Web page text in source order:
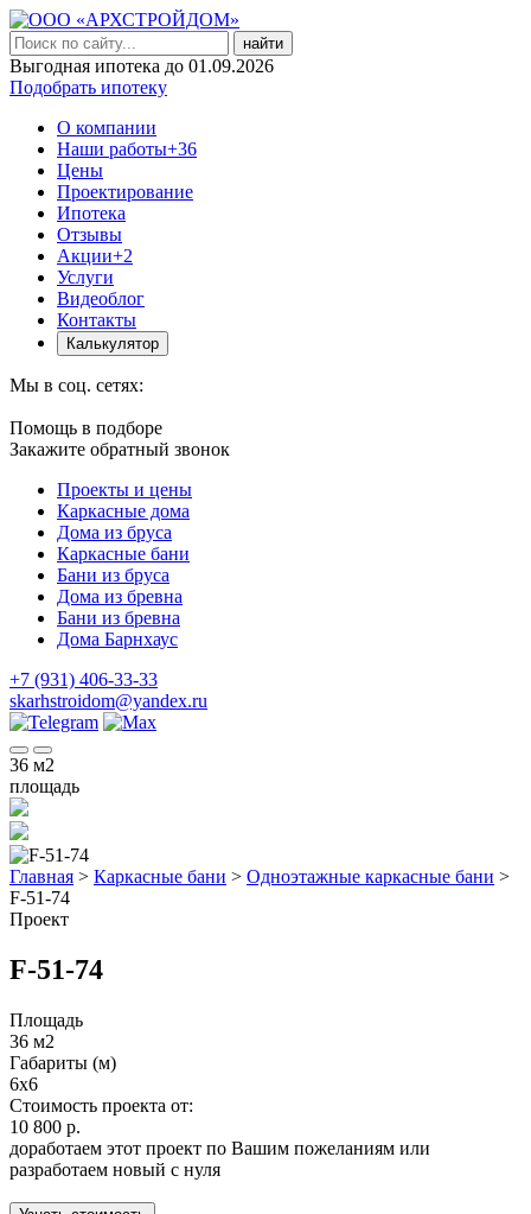
найти
Выгодная ипотека до 01.09.2026
Подобрать ипотеку
О компании
Наши работы+36
Цены
Проектирование
Ипотека
Отзывы
Акции+2
Услуги
Видеоблог
Контакты
Калькулятор
Мы в соц. сетях:
Помощь в подборе
Закажите обратный звонок
Проекты и цены
Каркасные дома
Дома из бруса
Каркасные бани
Бани из бруса
Дома из бревна
Бани из бревна
Дома Барнхаус
+7 (931) 406-33-33
skarhstroidom@yandex.ru
36 м2
площадь
Главная > Каркасные бани > Одноэтажные каркасные бани >
F-51-74
Проект
F-51-74
Площадь
36 м2
Габариты (м)
6x6
Стоимость проекта от:
10 800 р.
доработаем этот проект по Вашим пожеланиям или
разработаем новый с нуля